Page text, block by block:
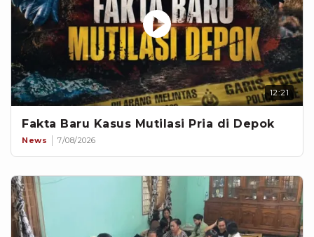
12:21
Fakta Baru Kasus Mutilasi Pria di Depok
News 7/08/2026